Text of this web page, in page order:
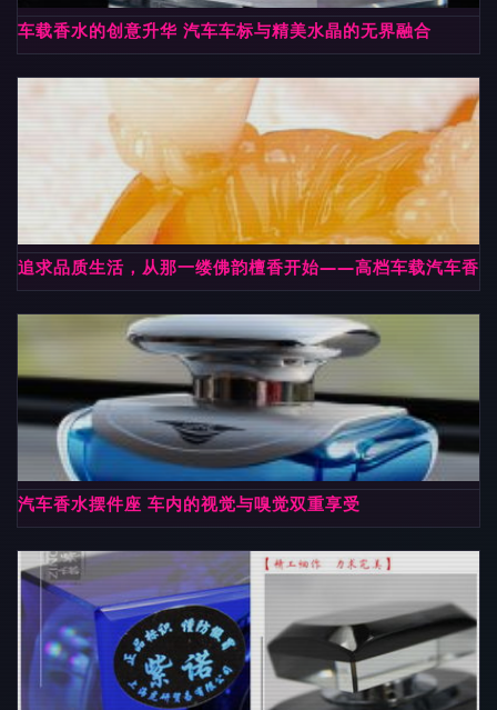
车载香水的创意升华 汽车车标与精美水晶的无界融合
追求品质生活，从那一缕佛韵檀香开始——高档车载汽车香
汽车香水摆件座 车内的视觉与嗅觉双重享受